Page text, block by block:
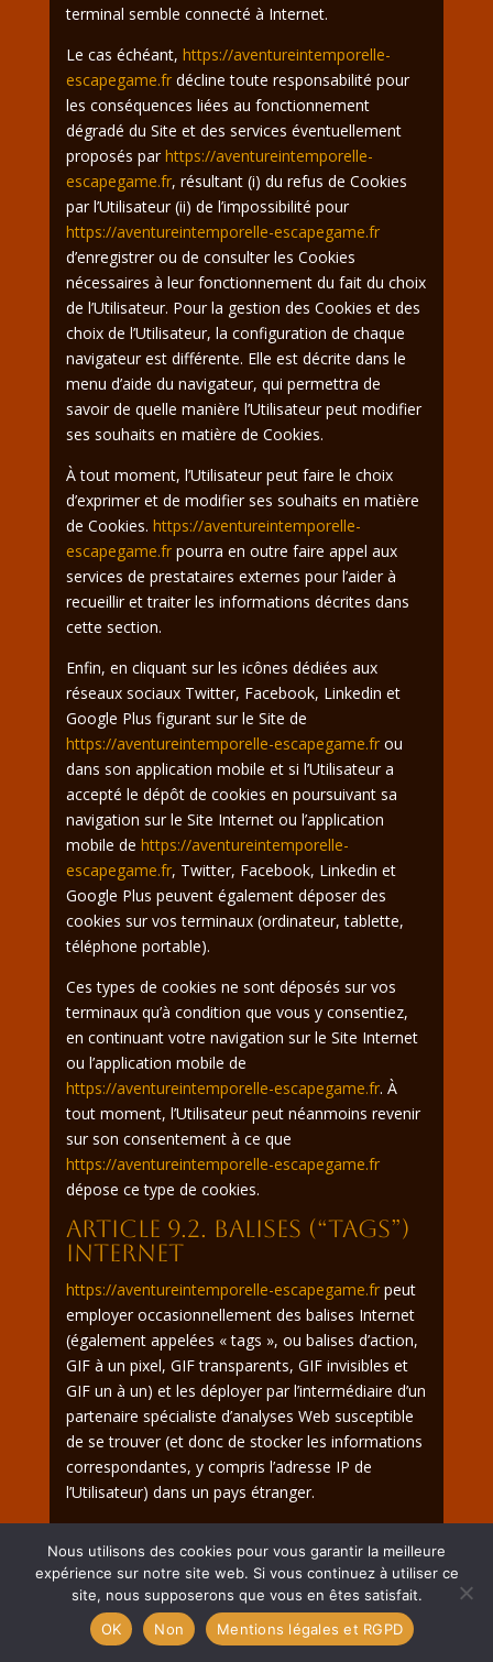
terminal semble connecté à Internet.
Le cas échéant, https://aventureintemporelle-
escapegame.frdécline toute responsabilité pour
les conséquences liées au fonctionnement
dégradé du Site et des services éventuellement
proposés parhttps://aventureintemporelle-
escapegame.fr, résultant (i) du refus de Cookies
par l’Utilisateur (ii) de l’impossibilité pour
https://aventureintemporelle-escapegame.fr
d’enregistrer ou de consulter les Cookies
nécessaires à leur fonctionnement du fait du choix
de l’Utilisateur. Pour la gestion des Cookies et des
choix de l’Utilisateur, la configuration de chaque
navigateur est différente. Elle est décrite dans le
menu d’aide du navigateur, qui permettra de
savoir de quelle manière l’Utilisateur peut modifier
ses souhaits en matière de Cookies.
À tout moment, l’Utilisateur peut faire le choix
d’exprimer et de modifier ses souhaits en matière
de Cookies. https://aventureintemporelle-
escapegame.frpourra en outre faire appel aux
services de prestataires externes pour l’aider à
recueillir et traiter les informations décrites dans
cette section.
Enfin, en cliquant sur les icônes dédiées aux
réseaux sociaux Twitter, Facebook, Linkedin et
Google Plus figurant sur le Site de
https://aventureintemporelle-escapegame.frou
dans son application mobile et si l’Utilisateur a
accepté le dépôt de cookies en poursuivant sa
navigation sur le Site Internet ou l’application
mobile de https://aventureintemporelle-
escapegame.fr, Twitter, Facebook, Linkedin et
Google Plus peuvent également déposer des
cookies sur vos terminaux (ordinateur, tablette,
téléphone portable).
Ces types de cookies ne sont déposés sur vos
terminaux qu’à condition que vous y consentiez,
en continuant votre navigation sur le Site Internet
ou l’application mobile de
https://aventureintemporelle-escapegame.fr. À
tout moment, l’Utilisateur peut néanmoins revenir
sur son consentement à ce que
https://aventureintemporelle-escapegame.fr
dépose ce type de cookies.
Article 9.2. BALISES (“TAGS”)
INTERNET
https://aventureintemporelle-escapegame.frpeut
employer occasionnellement des balises Internet
(également appelées « tags », ou balises d’action,
GIF à un pixel, GIF transparents, GIF invisibles et
GIF un à un) et les déployer par l’intermédiaire d’un
partenaire spécialiste d’analyses Web susceptible
de se trouver (et donc de stocker les informations
correspondantes, y compris l’adresse IP de
l’Utilisateur) dans un pays étranger.
publicités en ligne permettant aux internautes
d’accéder au Site, et sur les différentes pages de
celui-ci.
Cette technologie permet à
Nous utilisons des cookies pour vous garantir la meilleure
expérience sur notre site web. Si vous continuez à utiliser ce
site, nous supposerons que vous en êtes satisfait.
OK
Non Mentions légales et RGPD